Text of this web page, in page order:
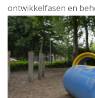
ontwikkelfasen en